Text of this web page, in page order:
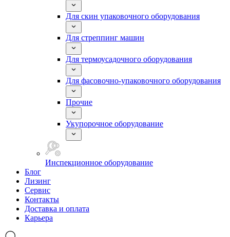
Для скин упаковочного оборудования
Для стреппинг машин
Для термоусадочного оборудования
Для фасовочно-упаковочного оборудования
Прочие
Укупорочное оборудование
Инспекционное оборудование
Блог
Лизинг
Сервис
Контакты
Доставка и оплата
Карьера